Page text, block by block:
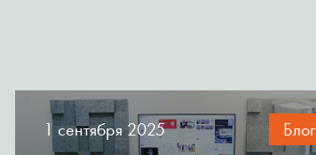
Блог
1 сентября 2025